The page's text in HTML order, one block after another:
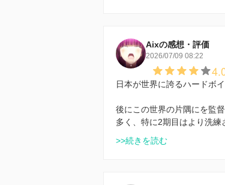
Aixの感想・評価
2026/07/09 08:22
日本が世界に誇るハードボ
後にこの世界の片隅にを監
多く、特に2期目はより洗
>>続きを読む